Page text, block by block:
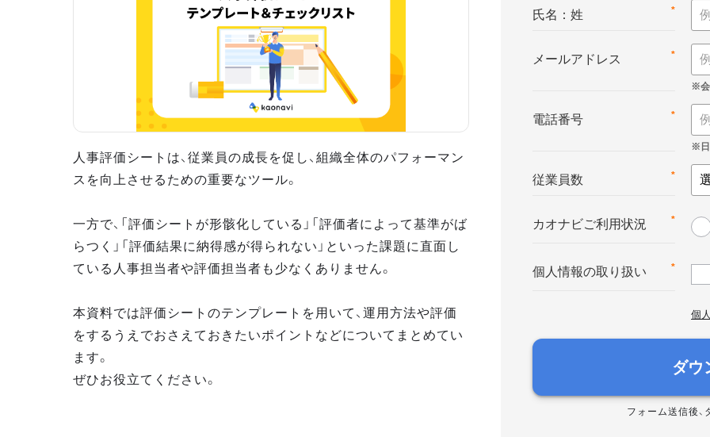
人事評価シートは、従業員の成長を促し、組織全体のパフォーマン
スを向上させるための重要なツール。
一方で、「評価シートが形骸化している」「評価者によって基準がば
らつく」「評価結果に納得感が得られない」といった課題に直面し
ている人事担当者や評価担当者も少なくありません。
本資料では評価シートのテンプレートを用いて、運用方法や評価
をするうえでおさえておきたいポイントなどについてまとめてい
ます。
ぜひお役立てください。
*
氏名：姓
*
メールアドレス
*
電話番号
*
従業員数
*
カオナビご利用状況
*
個人情報の取り扱い
個
ダウ
フォーム送信後